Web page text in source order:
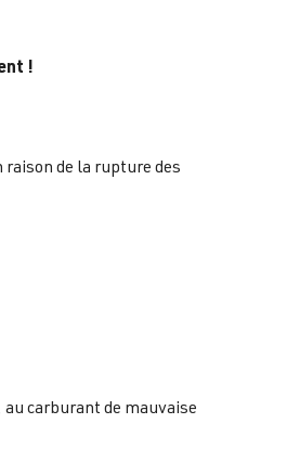
!
de la rupture des
carburant de mauvaise